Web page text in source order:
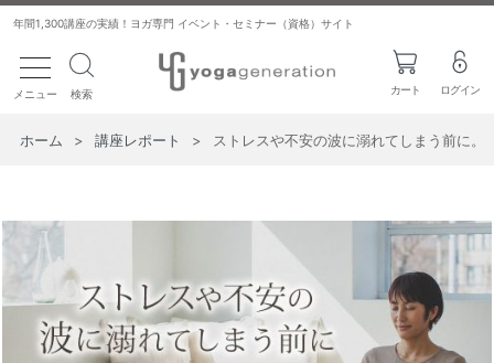
年間1,300講座の実績！ヨガ専門 イベント・セミナー（資格）サイト
toggle navigation
メニュー 検索 カート ログイン
ホーム > 講座レポート > ストレスや不安の波に溺れてしまう前に。